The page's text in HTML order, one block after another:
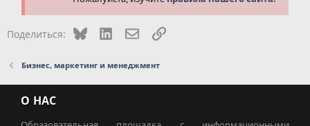
Поделиться: Bluesky LinkedInЭлектронная почта
Ссылка
Бизнес, маркетинг и менеджмент
О НАС